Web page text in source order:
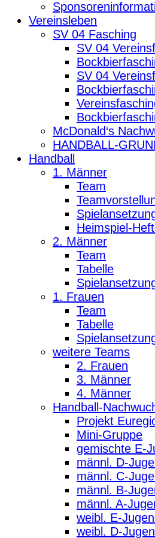
Vereinsleben
SV 04 Fasching
SV 04
SV 04
McDonald‘s
HANDBALL-
Handball
1. Männer
Team
Heimspiel-
2. Männer
Team
Tabelle
1. Frauen
Team
Tabelle
weitere Teams
2. Frauen
3. Männer
4. Männer
Handball-
Projekt
Mini-Gruppe
gemischte E-
männl. D-
männl. C-
männl. B-
männl. A-
weibl. E-
weibl. D-